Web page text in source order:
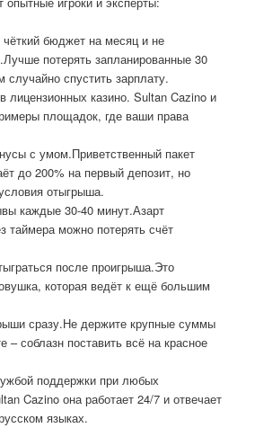
чёткий бюджет на месяц и не
потерять запланированные 30
случайно спустить зарплату.
лицензионных казино. Sultan Cazino и
площадок, где ваши права
с умом.Приветственный пакет
до 200% на первый депозит, но
отыгрыша.
каждые 30-40 минут.Азарт
таймера можно потерять счёт
после проигрыша.Это
которая ведёт к ещё большим
сразу.Не держите крупные суммы
– соблазн поставить всё на красное
поддержки при любых
Cazino она работает 24/7 и отвечает
языках.